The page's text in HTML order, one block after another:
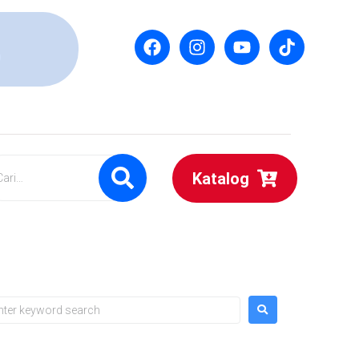
Katalog